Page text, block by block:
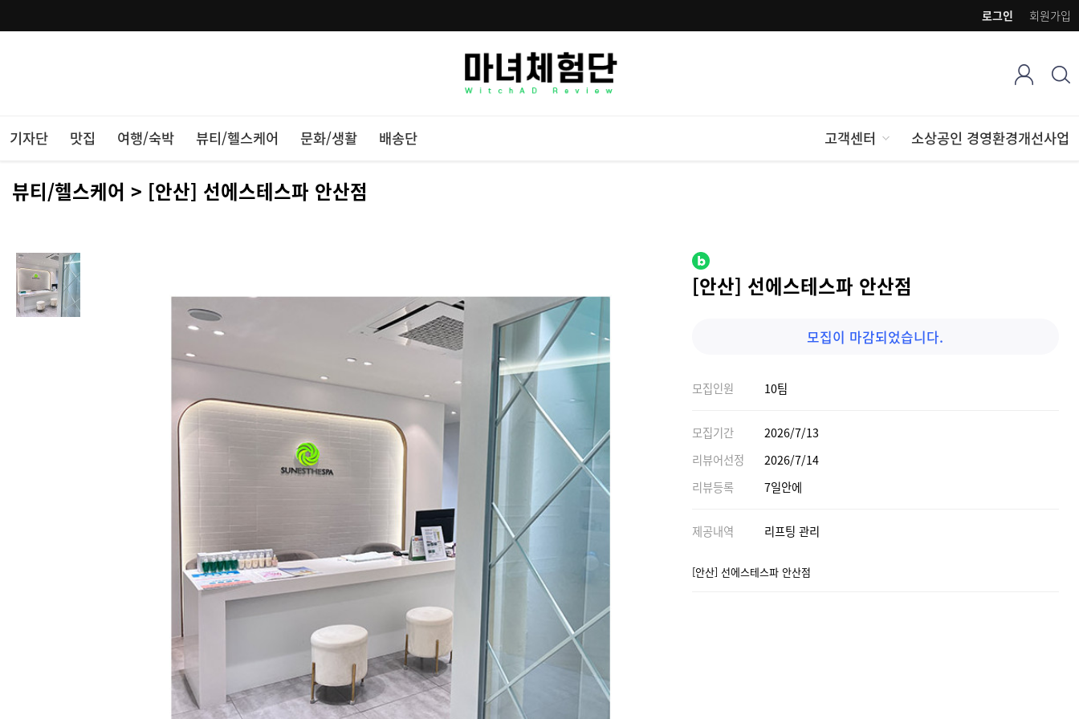
회원가입
로그인
기자단 맛집 여행/숙박 뷰티/헬스케어 문화/생활 배송단 고객센터 소상공인 경영환경개선사업
뷰티/헬스케어 > [안산] 선에스테스파 안산점
[안산] 선에스테스파 안산점
모집이 마감되었습니다.
모집인원 10팀
모집기간
2026/7/13
리뷰어선정
2026/7/14
리뷰등록
7일안에
제공내역 리프팅 관리
[안산] 선에스테스파 안산점